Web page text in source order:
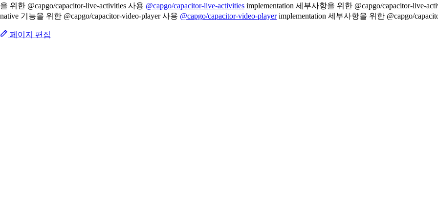
을 위한 @capgo/capacitor-live-activities 사용 @capgo/capacitor-live-activities implementation 세부사항을 위한 @capgo/capacitor-live-
native 기능을 위한 @capgo/capacitor-video-player 사용 @capgo/capacitor-video-playerimplementation 세부사항을 위한 @capgo/
페이지 편집